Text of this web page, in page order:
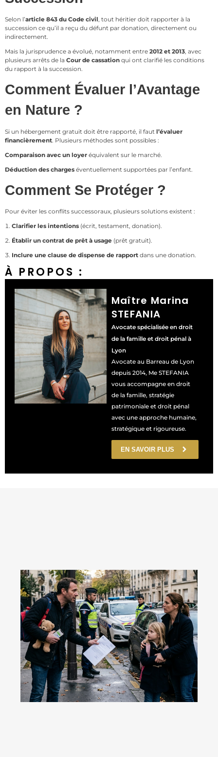
Selon l’article 843 du Code civil, tout héritier doit rapporter à la
succession ce qu’il a reçu du défunt par donation, directement ou
indirectement.
Mais la jurisprudence a évolué, notamment entre 2012 et 2013, avec
plusieurs arrêts de la Cour de cassation qui ont clarifié les conditions
du rapport à la succession.
Comment Évaluer l’Avantage
en Nature ?
Si un hébergement gratuit doit être rapporté, il faut l’évaluer
financièrement. Plusieurs méthodes sont possibles :
Comparaison avec un loyer équivalent sur le marché.
Déduction des charges éventuellement supportées par l’enfant.
Comment Se Protéger ?
Pour éviter les conflits successoraux, plusieurs solutions existent :
Clarifier les intentions (écrit, testament, donation).
Établir un contrat de prêt à usage (prêt gratuit).
Inclure une clause de dispense de rapport dans une donation.
À PROPOS :
Maître Marina
STEFANIA
Avocate spécialisée en droit
de la famille et droit pénal à
Lyon
Avocate au Barreau de Lyon
depuis 2014, Me STEFANIA
vous accompagne en droit
de la famille, stratégie
patrimoniale et droit pénal
avec une approche humaine,
stratégique et rigoureuse.
EN SAVOIR PLUS